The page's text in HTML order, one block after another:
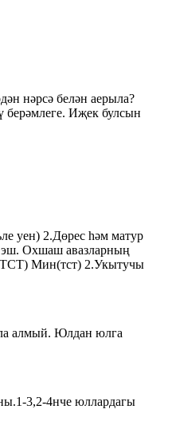
нәрсә белән аерыла?
берәмлеге. Иҗек булсын
уен) 2.Дөрес һәм матур
эш. Охшаш авазларның
(ТСТ) Мин(тст) 2.Укытучы
алмый. Юлдан юлга
3,2-4нче юллардагы